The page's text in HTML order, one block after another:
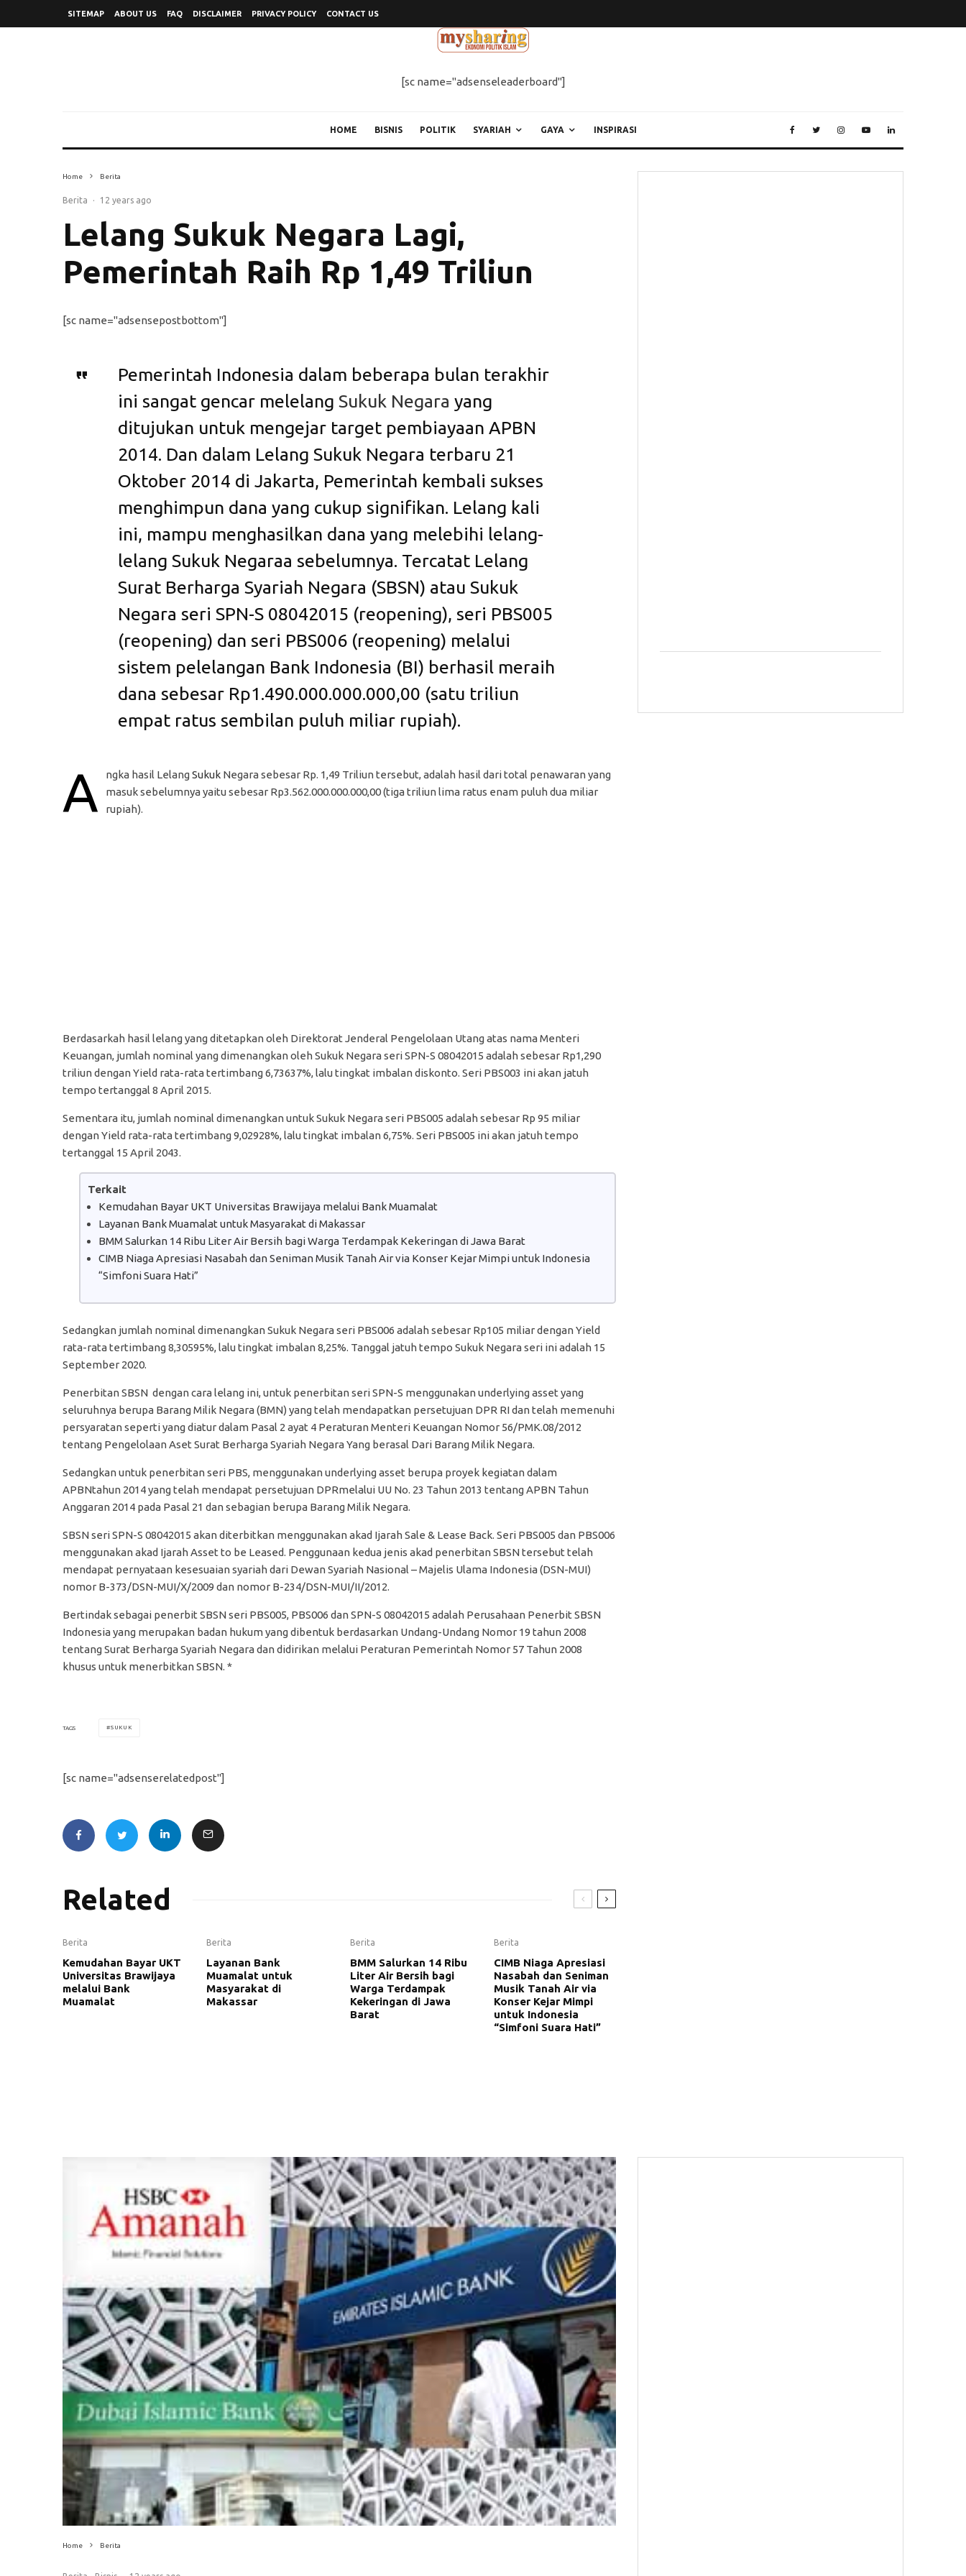
SITEMAP ABOUT US FAQ DISCLAIMER PRIVACY POLICY CONTACT US
[sc name="adsenseleaderboard"]
HOME BISNIS POLITIK SYARIAH GAYA INSPIRASI
Home Berita
Berita · 12 years ago
Lelang Sukuk Negara Lagi,
Pemerintah Raih Rp 1,49 Triliun
[sc name="adsensepostbottom"]
Pemerintah Indonesia dalam beberapa bulan terakhir
ini sangat gencar melelang Sukuk Negara yang
ditujukan untuk mengejar target pembiayaan APBN
2014. Dan dalam Lelang Sukuk Negara terbaru 21
Oktober 2014 di Jakarta, Pemerintah kembali sukses
menghimpun dana yang cukup signifikan. Lelang kali
ini, mampu menghasilkan dana yang melebihi lelang-
lelang Sukuk Negaraa sebelumnya. Tercatat Lelang
Surat Berharga Syariah Negara (SBSN) atau Sukuk
Negara seri SPN-S 08042015 (reopening), seri PBS005
(reopening) dan seri PBS006 (reopening) melalui
sistem pelelangan Bank Indonesia (BI) berhasil meraih
dana sebesar Rp1.490.000.000.000,00 (satu triliun
empat ratus sembilan puluh miliar rupiah).
A ngka hasil LelangSukuk Negara sebesar Rp. 1,49 Triliun tersebut, adalah hasil dari total penawaran yang
masuk sebelumnya yaitu sebesar Rp3.562.000.000.000,00 (tiga triliun lima ratus enam puluh dua miliar
rupiah).
Berdasarkah hasil lelang yang ditetapkan oleh Direktorat Jenderal Pengelolaan Utang atas nama Menteri
Keuangan, jumlah nominal yang dimenangkan oleh Sukuk Negara seri SPN-S 08042015 adalah sebesar Rp1,290
triliun dengan Yield rata-rata tertimbang 6,73637%, lalu tingkat imbalan diskonto. Seri PBS003 ini akan jatuh
tempo tertanggal 8 April 2015.
Sementara itu, jumlah nominal dimenangkan untuk Sukuk Negara seri PBS005 adalah sebesar Rp 95 miliar
dengan Yield rata-rata tertimbang 9,02928%, lalu tingkat imbalan 6,75%. Seri PBS005 ini akan jatuh tempo
tertanggal 15 April 2043.
Terkait
Kemudahan Bayar UKT Universitas Brawijaya melalui Bank Muamalat
Layanan Bank Muamalat untuk Masyarakat di Makassar
BMM Salurkan 14 Ribu Liter Air Bersih bagi Warga Terdampak Kekeringan di Jawa Barat
CIMB Niaga Apresiasi Nasabah dan Seniman Musik Tanah Air via Konser Kejar Mimpi untuk Indonesia
“Simfoni Suara Hati”
Sedangkan jumlah nominal dimenangkan Sukuk Negara seri PBS006 adalah sebesar Rp105 miliar dengan Yield
rata-rata tertimbang 8,30595%, lalu tingkat imbalan 8,25%. Tanggal jatuh tempo Sukuk Negara seri ini adalah 15
September 2020.
Penerbitan SBSN dengan cara lelang ini, untuk penerbitan seri SPN-S menggunakan underlying asset yang
seluruhnya berupa Barang Milik Negara (BMN) yang telah mendapatkan persetujuan DPR RI dan telah memenuhi
persyaratan seperti yang diatur dalam Pasal 2 ayat 4 Peraturan Menteri Keuangan Nomor 56/PMK.08/2012
tentang Pengelolaan Aset Surat Berharga Syariah Negara Yang berasal Dari Barang Milik Negara.
Sedangkan untuk penerbitan seri PBS, menggunakan underlying asset berupa proyek kegiatan dalam
APBNtahun 2014 yang telah mendapat persetujuan DPRmelalui UU No. 23 Tahun 2013 tentang APBN Tahun
Anggaran 2014 pada Pasal 21 dan sebagian berupa Barang Milik Negara.
SBSN seri SPN-S 08042015 akan diterbitkan menggunakan akad Ijarah Sale & Lease Back. Seri PBS005 dan PBS006
menggunakan akad Ijarah Asset to be Leased. Penggunaan kedua jenis akad penerbitan SBSN tersebut telah
mendapat pernyataan kesesuaian syariah dari Dewan Syariah Nasional – Majelis Ulama Indonesia (DSN-MUI)
nomor B-373/DSN-MUI/X/2009 dan nomor B-234/DSN-MUI/II/2012.
Bertindak sebagai penerbit SBSN seri PBS005, PBS006 dan SPN-S 08042015 adalah Perusahaan Penerbit SBSN
Indonesia yang merupakan badan hukum yang dibentuk berdasarkan Undang-Undang Nomor 19 tahun 2008
tentang Surat Berharga Syariah Negara dan didirikan melalui Peraturan Pemerintah Nomor 57 Tahun 2008
khusus untuk menerbitkan SBSN. *
TAGS SUKUK
[sc name="adsenserelatedpost"]
Related
Berita
Kemudahan Bayar UKT
Universitas Brawijaya
melalui Bank
Muamalat
Berita
Layanan Bank
Muamalat untuk
Masyarakat di
Makassar
Berita
BMM Salurkan 14 Ribu
Liter Air Bersih bagi
Warga Terdampak
Kekeringan di Jawa
Barat
Berita
CIMB Niaga Apresiasi
Nasabah dan Seniman
Musik Tanah Air via
Konser Kejar Mimpi
untuk Indonesia
“Simfoni Suara Hati”
Home Berita